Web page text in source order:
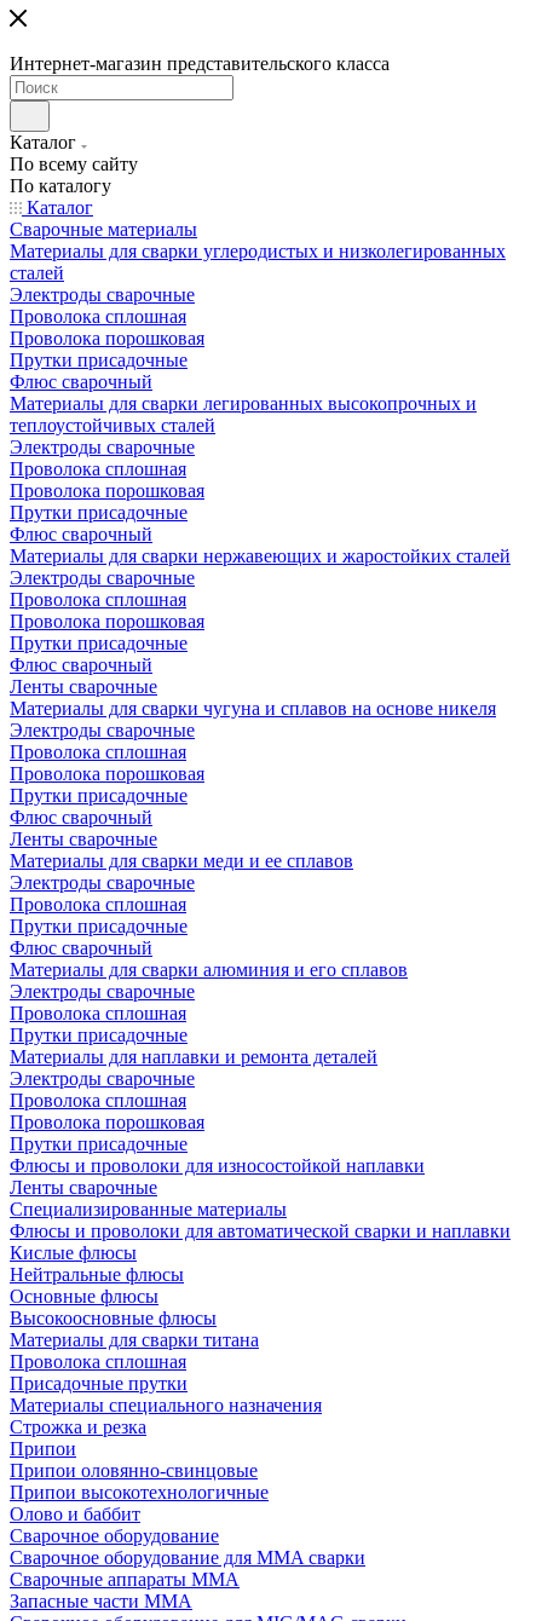
Интернет-магазин представительского класса
Каталог
По всему сайту
По каталогу
Каталог
Сварочные материалы
Материалы для сварки углеродистых и низколегированных
сталей
Электроды сварочные
Проволока сплошная
Проволока порошковая
Прутки присадочные
Флюс сварочный
Материалы для сварки легированных высокопрочных и
теплоустойчивых сталей
Электроды сварочные
Проволока сплошная
Проволока порошковая
Прутки присадочные
Флюс сварочный
Материалы для сварки нержавеющих и жаростойких сталей
Электроды сварочные
Проволока сплошная
Проволока порошковая
Прутки присадочные
Флюс сварочный
Ленты сварочные
Материалы для сварки чугуна и сплавов на основе никеля
Электроды сварочные
Проволока сплошная
Проволока порошковая
Прутки присадочные
Флюс сварочный
Ленты сварочные
Материалы для сварки меди и ее сплавов
Электроды сварочные
Проволока сплошная
Прутки присадочные
Флюс сварочный
Материалы для сварки алюминия и его сплавов
Электроды сварочные
Проволока сплошная
Прутки присадочные
Материалы для наплавки и ремонта деталей
Электроды сварочные
Проволока сплошная
Проволока порошковая
Прутки присадочные
Флюсы и проволоки для износостойкой наплавки
Ленты сварочные
Специализированные материалы
Флюсы и проволоки для автоматической сварки и наплавки
Кислые флюсы
Нейтральные флюсы
Основные флюсы
Высокоосновные флюсы
Материалы для сварки титана
Проволока сплошная
Присадочные прутки
Материалы специального назначения
Строжка и резка
Припои
Припои оловянно-свинцовые
Припои высокотехнологичные
Олово и баббит
Сварочное оборудование
Сварочное оборудование для MMA сварки
Сварочные аппараты MMA
Запасные части MMA